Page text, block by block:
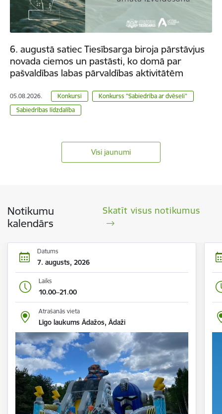
6. augustā satiec Tiesībsarga biroja pārstāvjus
novada ciemos un pastāsti, ko domā par
pašvaldības labas pārvaldības aktivitātēm
05.08.2026. Konkursi
Konkurss "Sabiedrība ar dvēseli"
Sabiedrības līdzdalība
Visi jaunumi
Notikumu
kalendārs
Skatīt visus notikumus
Datums
7. augusts, 2026
Laiks
10.00–21.00
Atrašanās vieta
Līgo laukums Ādažos, Ādaži